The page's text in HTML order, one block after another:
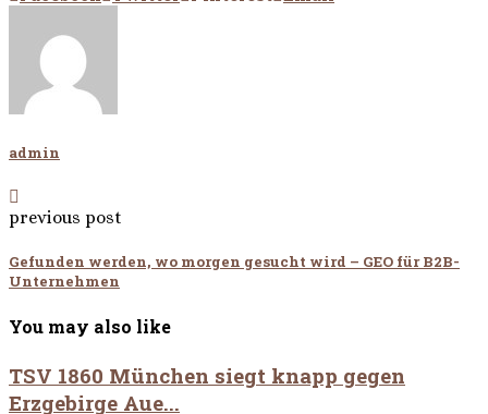
admin
previous post
Gefunden werden, wo morgen gesucht wird – GEO für B2B-
Unternehmen
You may also like
TSV 1860 München siegt knapp gegen
Erzgebirge Aue...